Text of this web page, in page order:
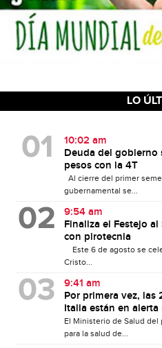
LO
10:02 am
Deuda del gobierno
pesos con la 4T
Al cierre del primer
gubernamental se...
9:54 am
Finaliza el Festejo
con pirotecnia
Este 6 de agosto se
Cristo...
9:41 am
Por primera vez, las
Italia están en
El Ministerio de Salud
para la salud de...